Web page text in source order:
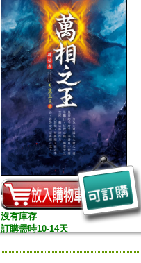
沒有庫存
訂購需時10-14天